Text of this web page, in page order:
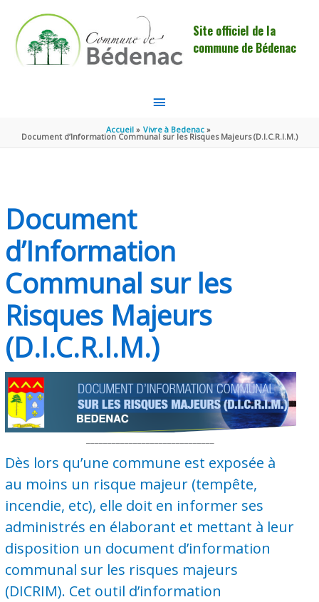
Site officiel de la
commune de Bédenac
MENU
PRINCIPAL
Accueil Vivre à Bedenac
Document d’Information Communal sur les Risques Majeurs (D.I.C.R.I.M.)
Document
d’Information
Communal sur les
Risques Majeurs
(D.I.C.R.I.M.)
Dès lors qu’une commune est exposée à
au moins un risque majeur (tempête,
incendie, etc), elle doit en informer ses
administrés en élaborant et mettant à leur
disposition un document d’information
communal sur les risques majeurs
(DICRIM). Cet outil d’information